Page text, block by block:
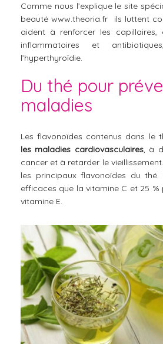
Comme nous l’explique le site
beautéwww.theoria.fr ils luttent
aident à renforcer les
inflammatoires et
l’hyperthyroïdie.
Du thé pour
maladies
Les flavonoïdes contenus dans le
les maladies cardiovasculaires, à
cancer et à retarder le
les principaux flavonoïdes du
efficaces que la vitamine C et 25
vitamine E.